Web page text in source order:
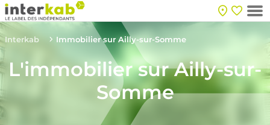
Interkab Immobilier sur Ailly-sur-Somme
L'immobilier sur Ailly-sur-
Somme